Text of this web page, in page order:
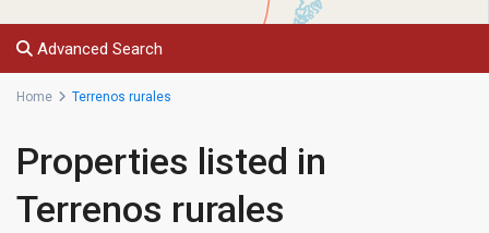
Advanced Search
Home Terrenos rurales
Properties listed in
Terrenos rurales